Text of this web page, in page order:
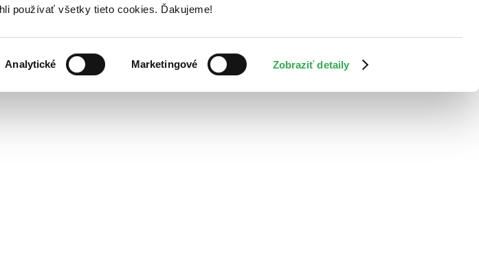
používať všetky tieto cookies. Ďakujeme!
Analytické Marketingové Zobraziť detaily